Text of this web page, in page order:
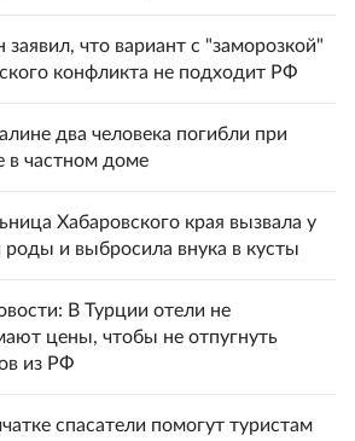
заявил, что вариант с "заморозкой"
конфликта не подходит РФ
два человека погибли при
в частном доме
Хабаровского края вызвала у
роды и выбросила внука в кусты
В Турции отели не
цены, чтобы не отпугнуть
из РФ
спасатели помогут туристам